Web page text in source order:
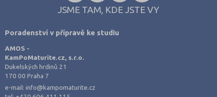
JSME TAM, KDE JSTE VY
Poradenství v přípravě ke studiu
AMOS -
KamPoMaturite.cz, s.r.o.
Dukelských hrdinů 21
170 00 Praha 7
e-mail:info@kampomaturite.cz